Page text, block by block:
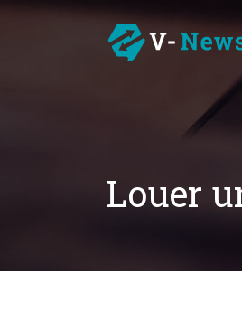
Louer